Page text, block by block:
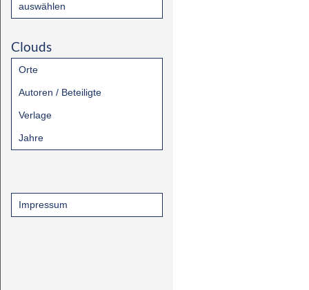
auswählen
Clouds
Orte
Autoren / Beteiligte
Verlage
Jahre
Impressum